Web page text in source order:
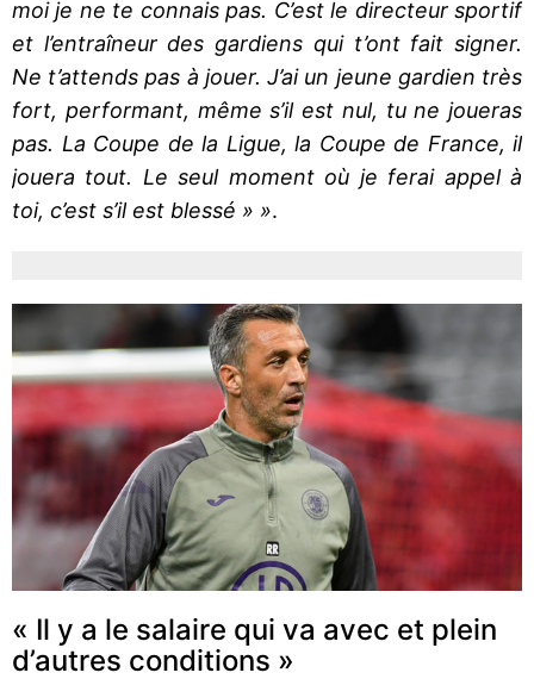
moi je ne te connais pas. C’est le directeur sportif
et l’entraîneur des gardiens qui t’ont fait signer.
Ne t’attends pas à jouer. J’ai un jeune gardien très
fort, performant, même s’il est nul, tu ne joueras
pas. La Coupe de la Ligue, la Coupe de France, il
jouera tout. Le seul moment où je ferai appel à
toi, c’est s’il est blessé » ».
« Il y a le salaire qui va avec et plein
d’autres conditions »